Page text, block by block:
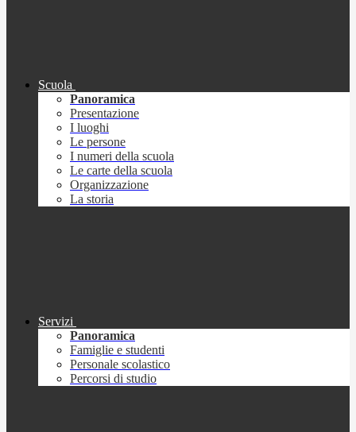
Scuola
Panoramica
Presentazione
I luoghi
Le persone
I numeri della scuola
Le carte della scuola
Organizzazione
La storia
Servizi
Panoramica
Famiglie e studenti
Personale scolastico
Percorsi di studio